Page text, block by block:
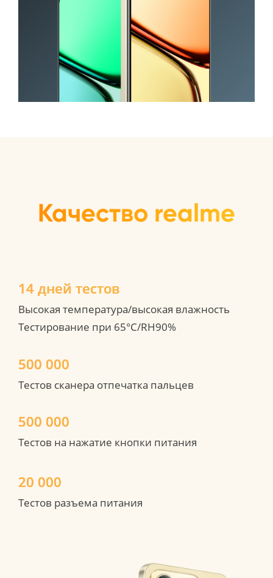
Качество realme
14 дней тестов
Высокая температура/высокая влажность
Тестирование при 65°C/RH90%
500 000
Тестов сканера отпечатка пальцев
500 000
Тестов на нажатие кнопки питания
20 000
Тестов разъема питания